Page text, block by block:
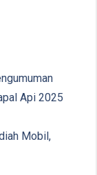
Api 2025
Mobil,